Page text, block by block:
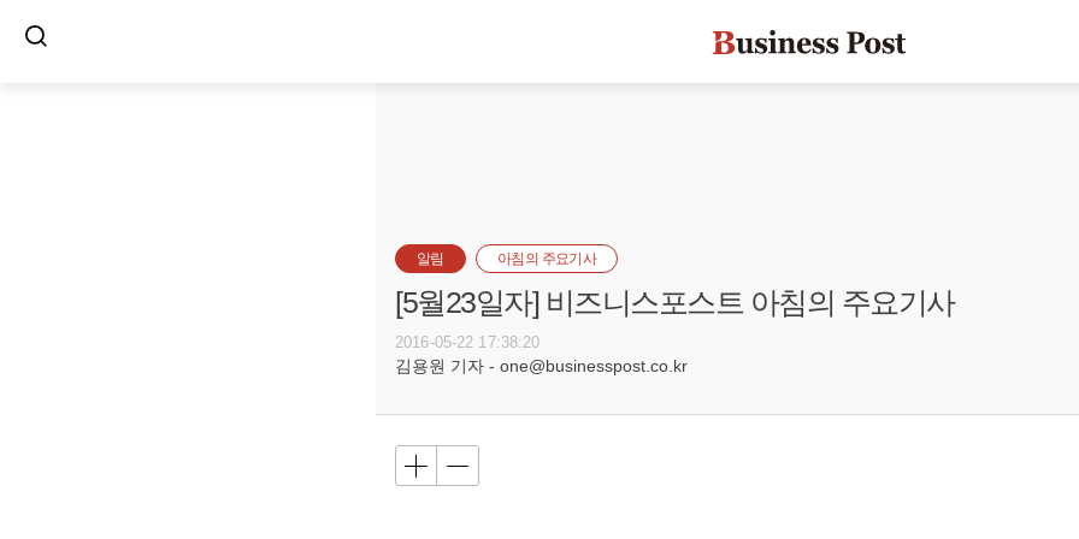
알림 아침의 주요기사
[5월23일자] 비즈니스포스트 아침의 주요기사
2016-05-22 17:38:20
김용원 기자 - one@businesspost.co.kr